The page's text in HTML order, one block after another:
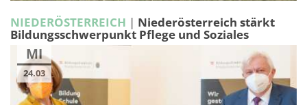
NIEDERÖSTERREICH | Niederösterreich stärkt
Bildungsschwerpunkt Pflege und Soziales
MI
24.03